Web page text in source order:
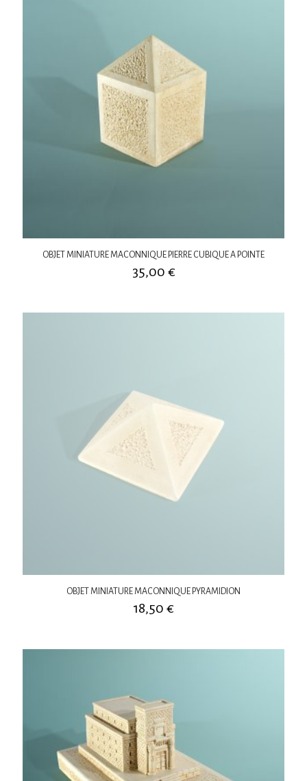
OBJET MINIATURE MACONNIQUE PIERRE CUBIQUE A POINTE
35,00 €
OBJET MINIATURE MACONNIQUE PYRAMIDION
18,50 €